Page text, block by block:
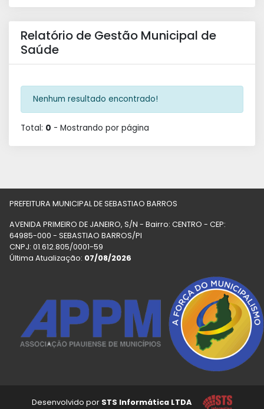
Relatório de Gestão Municipal de
Saúde
Nenhum resultado encontrado!
Total: 0 - Mostrando por página
PREFEITURA MUNICIPAL DE SEBASTIAO BARROS
AVENIDA PRIMEIRO DE JANEIRO, S/N - Bairro: CENTRO - CEP:
64985-000 - SEBASTIAO BARROS/PI
CNPJ: 01.612.805/0001-59
Última Atualização: 07/08/2026
Desenvolvido por STS Informática LTDA